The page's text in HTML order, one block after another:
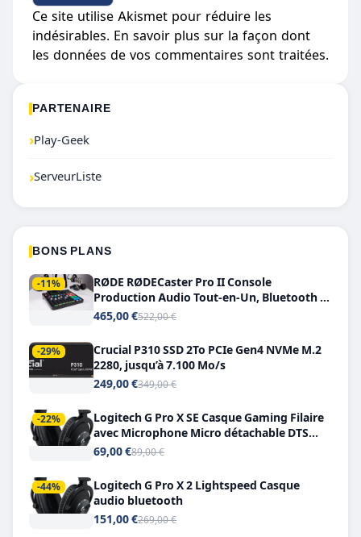
Ce site utilise Akismet pour réduire les
indésirables. En savoir plus sur la façon dont
les données de vos commentaires sont traitées.
PARTENAIRE
›Play-Geek
›ServeurListe
BONS PLANS
-11%
RØDE RØDECaster Pro II Console
Production Audio Tout-en-Un, Bluetooth et
Double USB-C
465,00 €522,00 €
-29%
Crucial P310 SSD 2To PCIe Gen4 NVMe M.2
2280, jusqu’à 7.100 Mo/s
249,00 €349,00 €
-22%
Logitech G Pro X SE Casque Gaming Filaire
avec Microphone Micro détachable DTS
Headphone X 7.1
69,00 €89,00 €
-44%
Logitech G Pro X 2 Lightspeed Casque
audio bluetooth
151,00 €269,00 €